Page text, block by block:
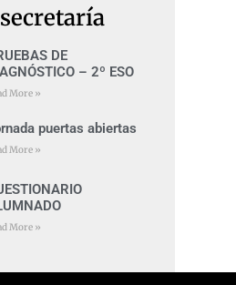
DE
– 2º ESO
More »
puertas abiertas
More »
More »